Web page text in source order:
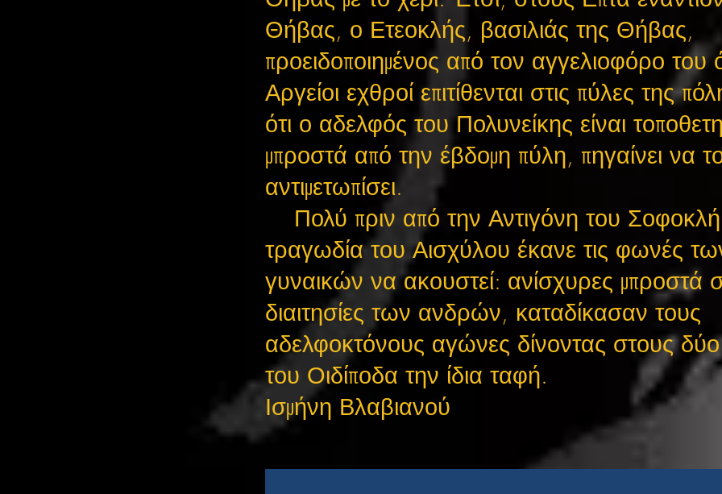
Θήβας, ο Ετεοκλής, βασιλιάς της Θήβας,
προειδοποιημένος από τον αγγελιοφόρο του
Αργείοι εχθροί επιτίθενται στις πύλες της
ότι ο αδελφός του Πολυνείκης είναι
μπροστά από την έβδομη πύλη, πηγαίνει να
αντιμετωπίσει.
Πολύ πριν από την Αντιγόνη του
τραγωδία του Αισχύλου έκανε τις φωνές
γυναικών να ακουστεί: ανίσχυρες μπροστά
διαιτησίες των ανδρών, καταδίκασαν τους
αδελφοκτόνους αγώνες δίνοντας στους δύο
του Οιδίποδα την ίδια ταφή.
Ισμήνη Βλαβιανού